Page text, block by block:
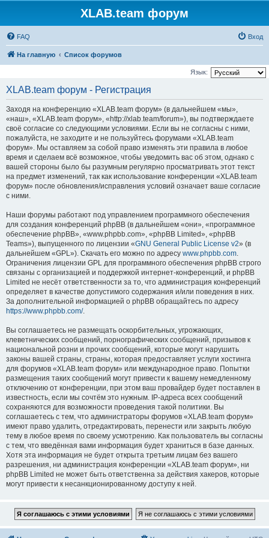
XLAB.team форум
FAQ Вход
На главную Список форумов
Язык:
XLAB.team форум - Регистрация
Заходя на конференцию «XLAB.team форум» (в дальнейшем «мы»,
«наш», «XLAB.team форум», «http://xlab.team/forum»), вы подтверждаете
своё согласие со следующими условиями. Если вы не согласны с ними,
пожалуйста, не заходите и не пользуйтесь форумами «XLAB.team
форум». Мы оставляем за собой право изменять эти правила в любое
время и сделаем всё возможное, чтобы уведомить вас об этом, однако с
вашей стороны было бы разумным регулярно просматривать этот текст
на предмет изменений, так как использование конференции «XLAB.team
форум» после обновления/исправления условий означает ваше согласие
с ними.
Наши форумы работают под управлением программного обеспечения
для создания конференций phpBB (в дальнейшем «они», «программное
обеспечение phpBB», «www.phpbb.com», «phpBB Limited», «phpBB
Teams»), выпущенного по лицензии «GNU General Public License v2» (в
дальнейшем «GPL»). Скачать его можно по адресу www.phpbb.com.
Ограничения лицензии GPL для программного обеспечения phpBB строго
связаны с организацией и поддержкой интернет-конференций, и phpBB
Limited не несёт ответственности за то, что администрация конференций
определяет в качестве допустимого содержания и/или поведения в них.
За дополнительной информацией о phpBB обращайтесь по адресу
https://www.phpbb.com/.
Вы соглашаетесь не размещать оскорбительных, угрожающих,
клеветнических сообщений, порнографических сообщений, призывов к
национальной розни и прочих сообщений, которые могут нарушить
законы вашей страны, страны, которая предоставляет услуги хостинга
для форумов «XLAB.team форум» или международное право. Попытки
размещения таких сообщений могут привести к вашему немедленному
отключению от конференции, при этом ваш провайдер будет поставлен в
известность, если мы сочтём это нужным. IP-адреса всех сообщений
сохраняются для возможности проведения такой политики. Вы
соглашаетесь с тем, что администраторы форумов «XLAB.team форум»
имеют право удалить, отредактировать, перенести или закрыть любую
тему в любое время по своему усмотрению. Как пользователь вы согласны
с тем, что введённая вами информация будет храниться в базе данных.
Хотя эта информация не будет открыта третьим лицам без вашего
разрешения, ни администрация конференции «XLAB.team форум», ни
phpBB Limited не может быть ответственна за действия хакеров, которые
могут привести к несанкционированному доступу к ней.